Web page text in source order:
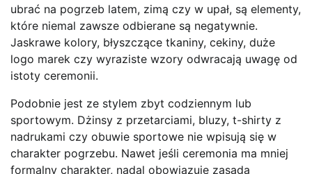
ubrać na pogrzeb latem, zimą czy w upał, są elementy,
które niemal zawsze odbierane są negatywnie.
Jaskrawe kolory, błyszczące tkaniny, cekiny, duże
logo marek czy wyraziste wzory odwracają uwagę od
istoty ceremonii.
Podobnie jest ze stylem zbyt codziennym lub
sportowym. Dżinsy z przetarciami, bluzy, t-shirty z
nadrukami czy obuwie sportowe nie wpisują się w
charakter pogrzebu. Nawet jeśli ceremonia ma mniej
formalny charakter, nadal obowiązuje zasada